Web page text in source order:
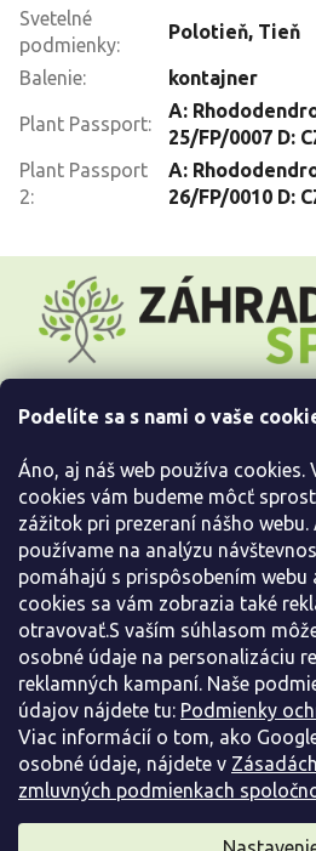
Podelíte sa s nami o vaše
Áno, aj náš web používa cookies.
cookies vám budeme môcť
zážitok pri prezeraní nášho
používame na analýzu
pomáhajú s prispôsobením
cookies sa vám zobrazia také
otravovať.S vaším súhlasom
osobné údaje na personalizáciu
reklamných kampaní. Naše
údajov nájdete tu: Podmienky
Viac informácií o tom, ako
osobné údaje, nájdete v
zmluvných podmienkach
Svetelné
podmienky:
Polotieň, Tieň
Balenie: kontajner
Plant Passport:
A:
25/FP/0007 D:
Plant Passport
2:
A:
26/FP/0010 D:
t
Informácie pre Vás
Kontaktujte nás